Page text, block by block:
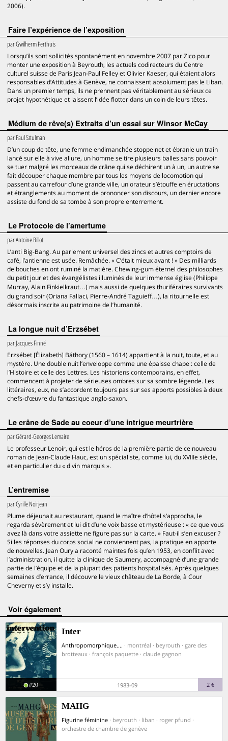
2006).
Faire l’expérience de l’exposition
parGwilherm Perthuis
Lorsqu’ils sont sollicités spontanément en novembre 2007 par Zico pour
monter une exposition à Beyrouth, les actuels codirecteurs du Centre
culturel suisse de Paris Jean-Paul Felley et Olivier Kaeser, qui étaient alors
responsables d’Attitudes à Genève, ne connaissent absolument pas le Liban.
Dans un premier temps, ils ne prennent pas véritablement au sérieux ce
projet hypothétique et laissent l’idée flotter dans un coin de leurs têtes.
Médium de rêve(s) Extraits d’un essai sur Winsor McCay
parPaul Sztulman
D’un coup de tête, une femme endimanchée stoppe net et ébranle un train
lancé sur elle à vive allure, un homme se tire plusieurs balles sans pouvoir
se tuer malgré les morceaux de crâne qui se déchirent un à un, un autre se
fait découper chaque membre par tous les moyens de locomotion qui
passent au carrefour d’une grande ville, un orateur s’étouffe en éructations
et étranglements au moment de prononcer son discours, un dernier encore
assiste du fond de sa tombe à son propre enterrement.
Le Protocole de l’amertume
parAntoine Billot
L’anti Big-Bang. Au parlement universel des zincs et autres comptoirs de
café, l’antienne est usée. Remâchée. « C’était mieux avant ! » Des milliards
de bouches en ont ruminé la matière. Chewing-gum éternel des philosophes
du petit jour et des évangélistes illuminés de leur immense église (Philippe
Murray, Alain Finkielkraut…) mais aussi de quelques thuriféraires survivants
du grand soir (Oriana Fallaci, Pierre-André Taguieff…), la ritournelle est
désormais inscrite au patrimoine de l’humanité.
La longue nuit d’Erzsébet
parJacques Finné
Erzsébet [Élizabeth] Báthory (1560 – 1614) appartient à la nuit, toute, et au
mystère. Une double nuit l’enveloppe comme une épaisse chape : celle de
l’Histoire et celle des Lettres. Les historiens contemporains, en effet,
commencent à projeter de sérieuses ombres sur sa sombre légende. Les
littéraires, eux, ne s’accordent toujours pas sur ses apports possibles à deux
chefs-d’œuvre du fantastique anglo-saxon.
Le crâne de Sade au coeur d’une intrigue meurtrière
parGérard-Georges Lemaire
Le professeur Lenoir, qui est le héros de la première partie de ce nouveau
roman de Jean-Claude Hauc, est un spécialiste, comme lui, du XVIIIe siècle,
et en particulier du « divin marquis ».
L’entremise
parCyrille Noirjean
Plume déjeunait au restaurant, quand le maître d’hôtel s’approcha, le
regarda sévèrement et lui dit d’une voix basse et mystérieuse : « ce que vous
avez là dans votre assiette ne figure pas sur la carte. » Faut-il s’en excuser ?
Si les réponses du corps social ne conviennent pas, la pratique en apporte
de nouvelles. Jean Oury a raconté maintes fois qu’en 1953, en conflit avec
l’administration, il quitte la clinique de Saumery, accompagné d’une grande
partie de l’équipe et de la plupart des patients hospitalisés. Après quelques
semaines d’errance, il découvre le vieux château de La Borde, à Cour
Cheverny et s’y installe.
voir également
Inter
Anthropomorphique.... · montréal · beyrouth · gare des
brotteaux · françois paquette · claude gagnon
#20 1983-09 2 €
MAHG
Figurine féminine · beyrouth · liban · roger pfund ·
orchestre de chambre de genève